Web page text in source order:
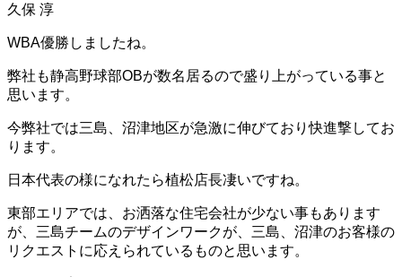
久保 淳
WBA優勝しましたね。
弊社も静高野球部OBが数名居るので盛り上がっている事と
思います。
今弊社では三島、沼津地区が急激に伸びており快進撃してお
ります。
日本代表の様になれたら植松店長凄いですね。
東部エリアでは、お洒落な住宅会社が少ない事もあります
が、三島チームのデザインワークが、三島、沼津のお客様の
リクエストに応えられているものと思います。